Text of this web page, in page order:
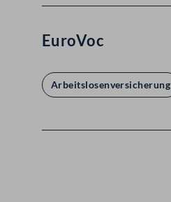
EuroVoc
Arbeitslosenversicherung